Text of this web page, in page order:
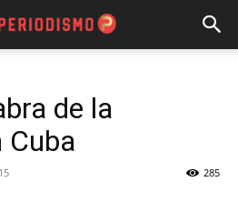
de la
Cuba
285